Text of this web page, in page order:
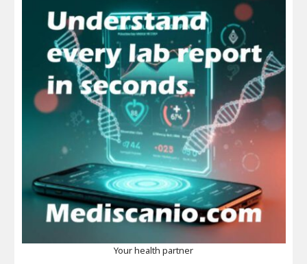
Your health partner